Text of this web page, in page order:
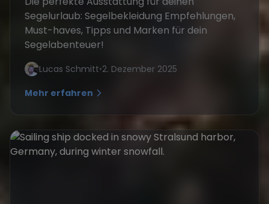
Segelurlaub: Segelbekleidung Empfehlungen,
Must-haves, Tipps und Marken für dein
Segelabenteuer!
Lucas Schmitt•2. Dezember 2025
Mehr erfahren